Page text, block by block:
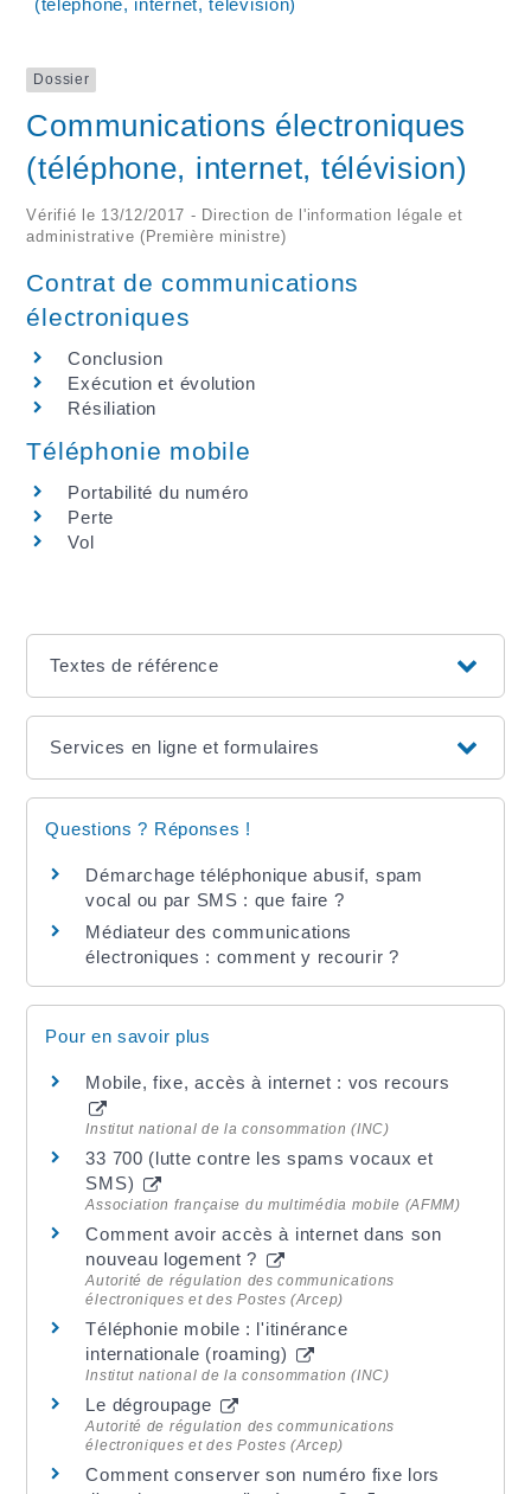
(téléphone, internet, télévision)
Dossier
Communications électroniques
(téléphone, internet, télévision)
Vérifié le 13/12/2017 - Direction de l'information légale et
administrative (Première ministre)
Contrat de communications
électroniques
Conclusion
Exécution et évolution
Résiliation
Téléphonie mobile
Portabilité du numéro
Perte
Vol
Textes de référence
Services en ligne et formulaires
Questions ? Réponses !
Démarchage téléphonique abusif, spam
vocal ou par SMS : que faire ?
Médiateur des communications
électroniques : comment y recourir ?
Pour en savoir plus
Mobile, fixe, accès à internet : vos recours
Institut national de la consommation (INC)
33 700 (lutte contre les spams vocaux et
SMS)
Association française du multimédia mobile (AFMM)
Comment avoir accès à internet dans son
nouveau logement ?
Autorité de régulation des communications
électroniques et des Postes (Arcep)
Téléphonie mobile : l'itinérance
internationale (roaming)
Institut national de la consommation (INC)
Le dégroupage
Autorité de régulation des communications
électroniques et des Postes (Arcep)
Comment conserver son numéro fixe lors